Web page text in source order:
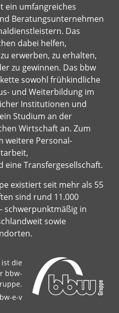
ein umfangreiches
Beratungsunternehmen
Das
dabei helfen,
erwerben, zu erhalten,
zu gewinnen. Das bbw
sowohl frühkindliche
und Weiterbildung im
Institutionen und
Studium an der
Wirtschaft an. Zum
weitere Personal-
Transfergesellschaft.
existiert seit mehr als 55
sind rund 11.000
schwerpunktmäßig in
sowie
ist die
bbw-
e-v